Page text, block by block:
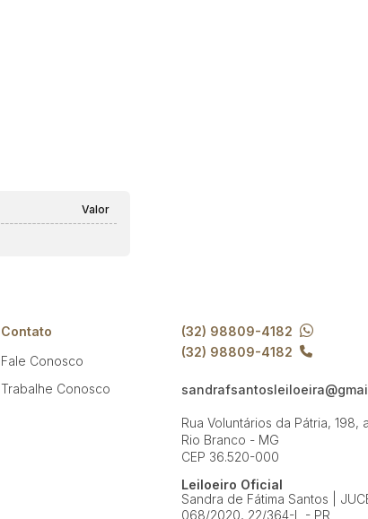
Valor
Contato
Fale Conosco
Trabalhe Conosco
(32) 98809-4182
(32) 98809-4182
Rua Voluntários da Pátria,
Rio Branco - MG
CEP 36.520-000
Leiloeiro Oficial
Sandra de Fátima Santos |
068/2020, 22/364-L - PR